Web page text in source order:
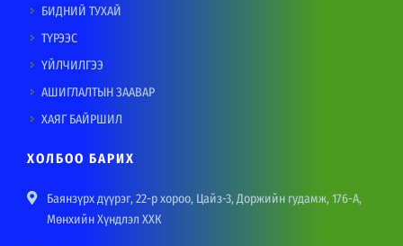
БИДНИЙ ТУХАЙ
ТҮРЭЭС
ҮЙЛЧИЛГЭЭ
АШИГЛАЛТЫН ЗААВАР
ХАЯГ БАЙРШИЛ
ХОЛБОО БАРИХ
Баянзүрх дүүрэг, 22-р хороо, Цайз-3, Доржийн гудамж, 176-А,
Мөнхийн Хүндлэл ХХК